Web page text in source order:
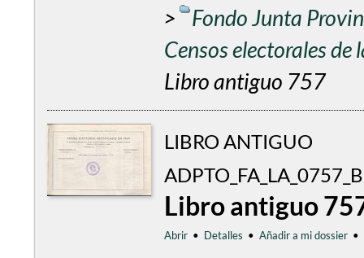
>
Fondo Junta
Censos electorales
Libro antiguo 757
LIBRO ANTIGUO
Libro antiguo
Abrir • Detalles • Añadir a mi dossier •